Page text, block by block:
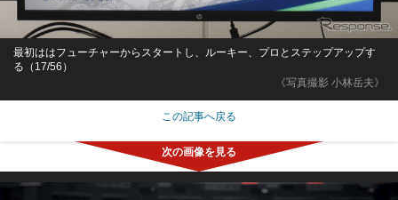
《写真撮影 小林岳夫》
最初ははフューチャーからスタートし、ルーキー、プロとステップアップす
る（17/56）
この記事へ戻る